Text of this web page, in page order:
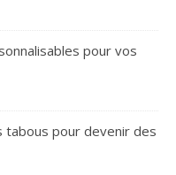
pour vos
pour devenir des